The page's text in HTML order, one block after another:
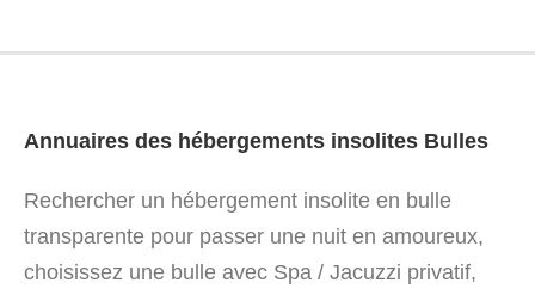
Annuaires des hébergements insolites Bulles
Rechercher un hébergement insolite en bulle
transparente pour passer une nuit en amoureux,
choisissez une bulle avec Spa / Jacuzzi privatif,